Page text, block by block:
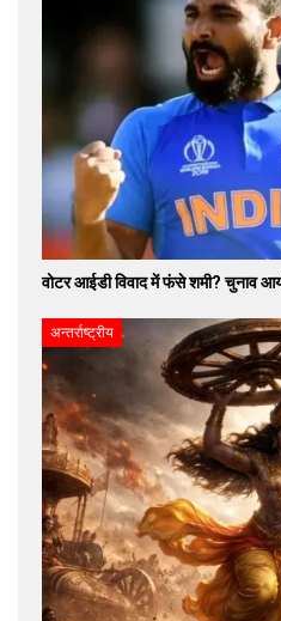
वोटर आईडी विवाद में फंसे शमी? चुनाव
अन्तर्राष्ट्रीय